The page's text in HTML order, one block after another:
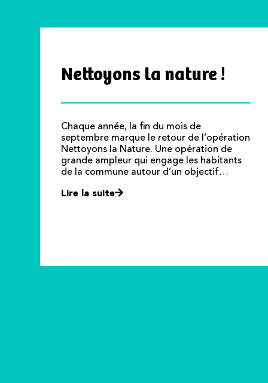
Nettoyons la nature !
Chaque année, la fin du mois de
septembre marque le retour de l’opération
Nettoyons la Nature. Une opération de
grande ampleur qui engage les habitants
de la commune autour d’un objectif…
Lire la suite